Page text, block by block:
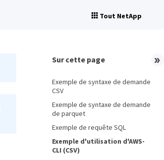
Tout NetApp
Sur cette page
Exemple de syntaxe de demande
CSV
Exemple de syntaxe de demande
de parquet
Exemple de requête SQL
Exemple d'utilisation d'AWS-
CLI (CSV)